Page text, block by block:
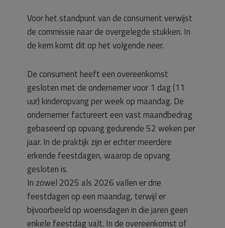
Voor het standpunt van de consument verwijst
de commissie naar de overgelegde stukken. In
de kern komt dit op het volgende neer.
De consument heeft een overeenkomst
gesloten met de ondernemer voor 1 dag (11
uur) kinderopvang per week op maandag. De
ondernemer factureert een vast maandbedrag
gebaseerd op opvang gedurende 52 weken per
jaar. In de praktijk zijn er echter meerdere
erkende feestdagen, waarop de opvang
gesloten is.
In zowel 2025 als 2026 vallen er drie
feestdagen op een maandag, terwijl er
bijvoorbeeld op woensdagen in die jaren geen
enkele feestdag valt. In de overeenkomst of